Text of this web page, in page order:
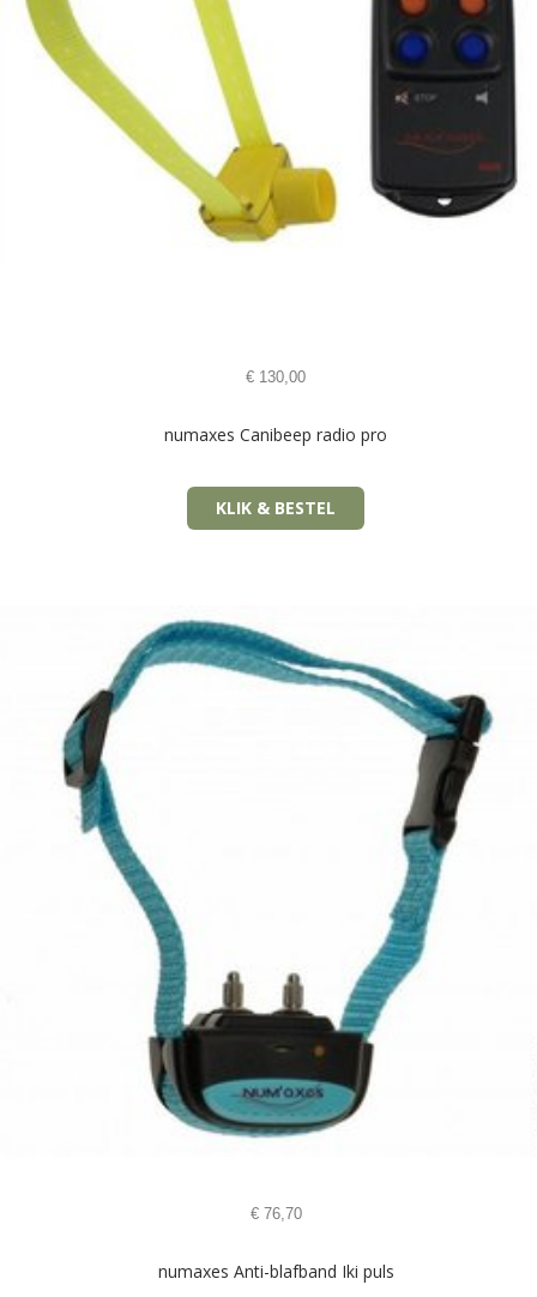
€ 130,00
numaxes Canibeep radio pro
KLIK & BESTEL
€76,70
numaxes Anti-blafband Iki puls